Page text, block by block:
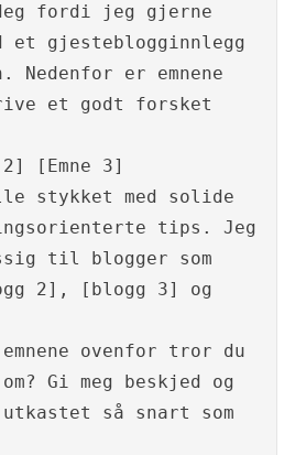
fordi jeg gjerne
et gjesteblogginnlegg
er emnene
et godt forsket
2] [Emne 3]
stykket med solide
tips. Jeg
til blogger som
2], [blogg 3] og
ovenfor tror du
Gi meg beskjed og
så snart som